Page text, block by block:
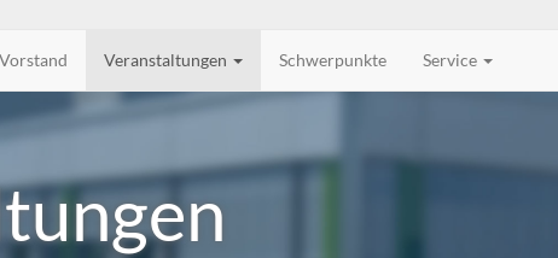
Vorstand Veranstaltungen Schwerpunkte Service